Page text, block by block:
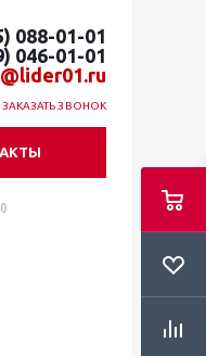
088-01-01
046-01-01
ЗАКАЗАТЬ ЗВОНОК